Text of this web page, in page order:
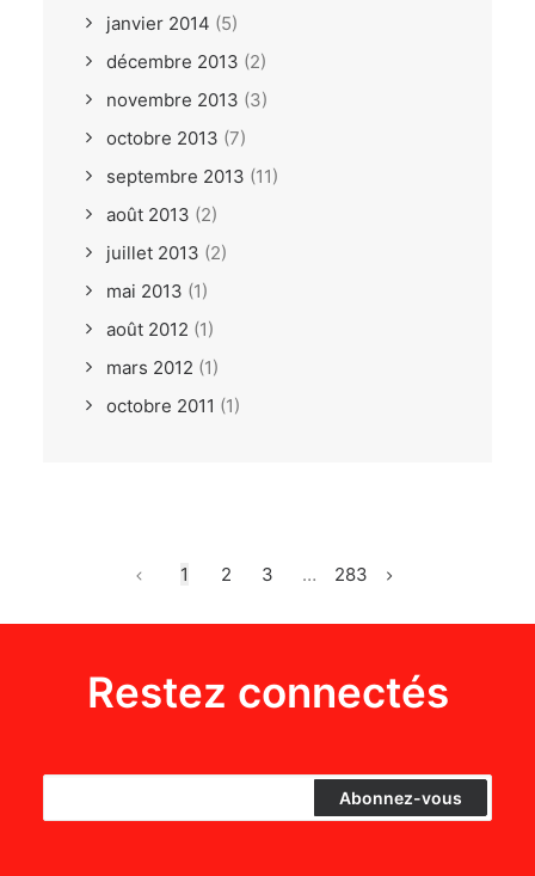
janvier 2014 (5)
décembre 2013 (2)
novembre 2013 (3)
octobre 2013 (7)
septembre 2013 (11)
août 2013 (2)
juillet 2013 (2)
mai 2013 (1)
août 2012 (1)
mars 2012 (1)
octobre 2011 (1)
1 2 3 … 283
Restez connectés